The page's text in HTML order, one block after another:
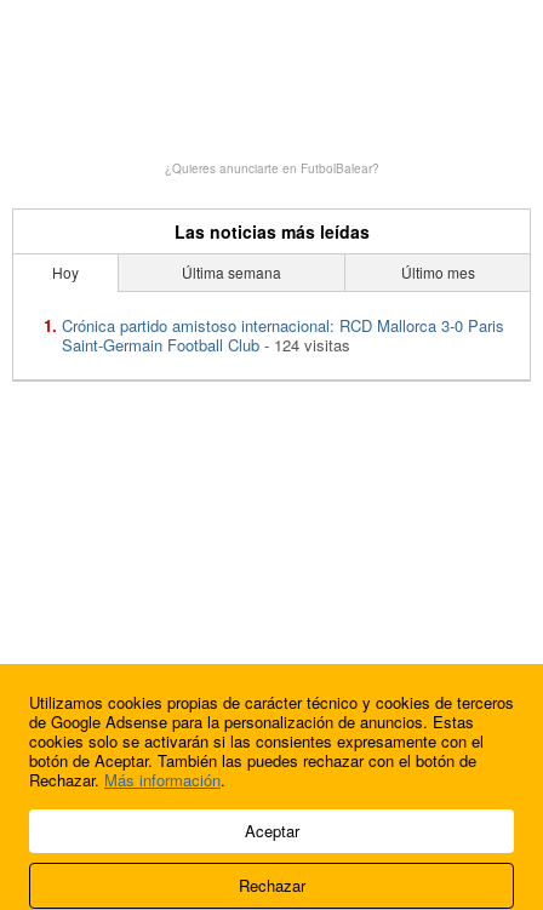
¿Quieres anunciarte en FutbolBalear?
Las noticias más leídas
Hoy Última semana Último mes
Crónica partido amistoso internacional: RCD Mallorca 3-0 Paris
Saint-Germain Football Club - 124 visitas
© 2009 - 2026 Soluciones Corporativas IP, SL.
Acerca de nosotros
Utilizamos cookies propias de carácter técnico y cookies de terceros
de Google Adsense para la personalización de anuncios. Estas
cookies solo se activarán si las consientes expresamente con el
botón de Aceptar. También las puedes rechazar con el botón de
Rechazar. Más información.
Aceptar
Rechazar